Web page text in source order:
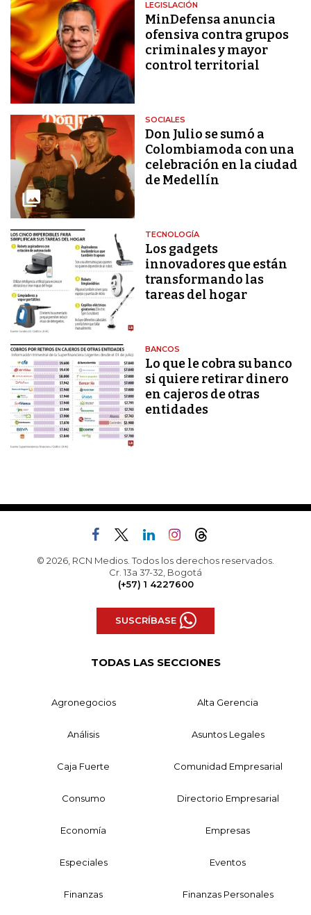
LEGISLACIÓN
MinDefensa anuncia
ofensiva contra grupos
criminales y mayor
control territorial
SOCIALES
Don Julio se sumó a
Colombiamoda con una
celebración en la ciudad
de Medellín
TECNOLOGÍA
Los gadgets
innovadores que están
transformando las
tareas del hogar
BANCOS
Lo que le cobra su banco
si quiere retirar dinero
en cajeros de otras
entidades
© 2026, RCN Medios. Todos los derechos reservados.
Cr. 13a 37-32, Bogotá
(+57) 1 4227600
SUSCRÍBASE
TODAS LAS SECCIONES
Agronegocios Alta Gerencia
Análisis Asuntos Legales
Caja Fuerte Comunidad Empresarial
Consumo Directorio Empresarial
Economía Empresas
Especiales Eventos
Finanzas Finanzas Personales